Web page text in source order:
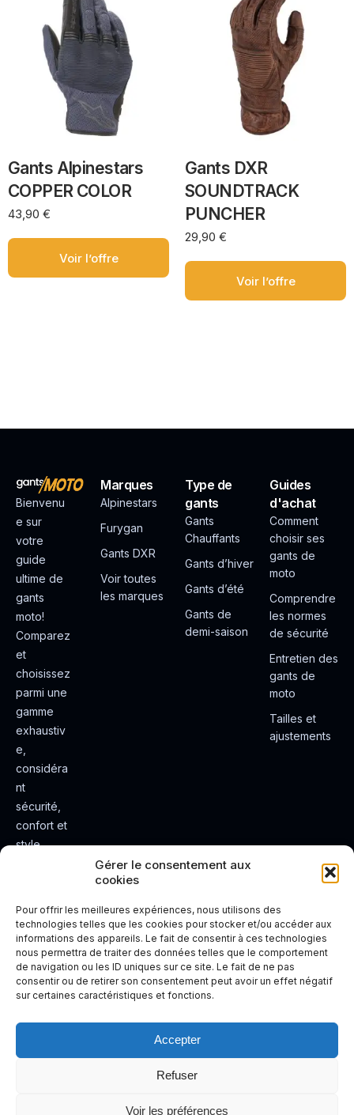
Gérer le consentement aux
cookies
Pour offrir les meilleures expériences, nous utilisons des
technologies telles que les cookies pour stocker et/ou accéder aux
informations des appareils. Le fait de consentir à ces technologies
nous permettra de traiter des données telles que le comportement
de navigation ou les ID uniques sur ce site. Le fait de ne pas
consentir ou de retirer son consentement peut avoir un effet négatif
sur certaines caractéristiques et fonctions.
Accepter
Refuser
Voir les préférences
Gants Alpinestars
COPPER COLOR
43,90 €
Voir l’offre
Gants DXR
SOUNDTRACK
PUNCHER
29,90 €
Voir l’offre
Bienvenu
e sur
votre
guide
ultime de
gants
moto!
Comparez
et
choisissez
parmi une
gamme
exhaustiv
e,
considéra
nt
sécurité,
confort et
style.
e de
conduite
plus sûre
et plus
agréable.
Marques
Alpinestars
Furygan
Gants DXR
Voir toutes
les marques
Type de
gants
Gants
Chauffants
Gants d’hiver
Gants d’été
Gants de
demi-saison
Guides
d'achat
Comment
choisir ses
gants de
moto
Comprendre
les normes
de sécurité
Entretien des
gants de
moto
Tailles et
ajustements